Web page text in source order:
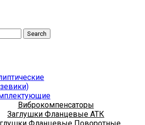
Search
Виброкомпенсаторы
Заглушки Фланцевые АТК